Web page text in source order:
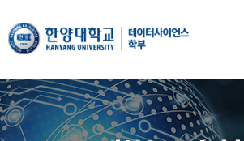
한양대학교
데이터사이언스학과